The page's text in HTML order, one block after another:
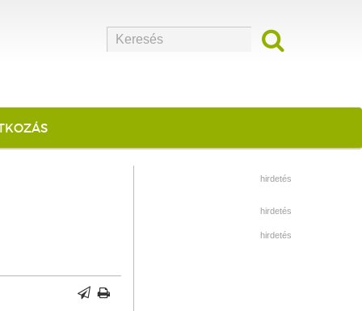
hirdetés
hirdetés
hirdetés